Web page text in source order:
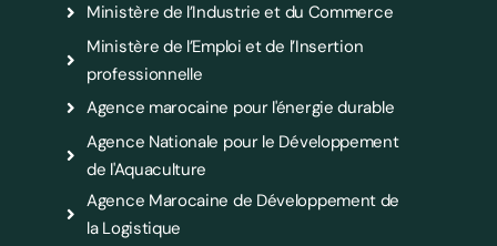
Ministère de l’Industrie et du Commerce
Ministère de l’Emploi et de l’Insertion
professionnelle
Agence marocaine pour l'énergie durable
Agence Nationale pour le Développement
de l'Aquaculture
Agence Marocaine de Développement de
la Logistique